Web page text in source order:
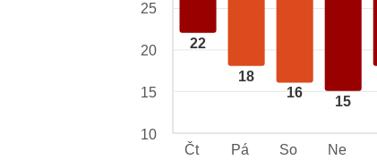
22
18
16
15
25
20
15
10
Čt
Pá So Ne